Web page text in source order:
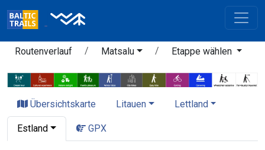
Routenverlauf Matsalu Etappe wählen
Übersichtskarte Litauen Lettland
Estland GPX